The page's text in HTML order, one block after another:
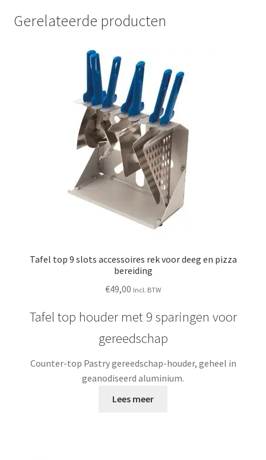
Gerelateerde producten
Tafel top 9 slots accessoires rek voor deeg en pizza
bereiding
€49,00 Incl. BTW
Tafel top houder met 9 sparingen voor
gereedschap
Counter-top Pastry gereedschap-houder, geheel in
geanodiseerd aluminium.
Lees meer